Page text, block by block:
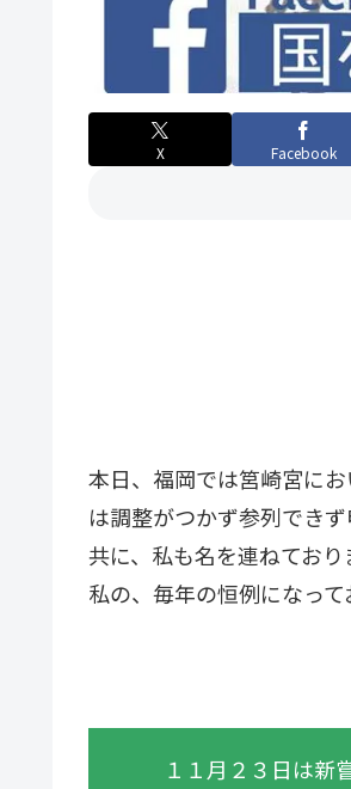
X Facebook
本日、福岡では筥崎宮に
は調整がつかず参列でき
共に、私も名を連ねており
私の、毎年の恒例になって
１１月２３日は新